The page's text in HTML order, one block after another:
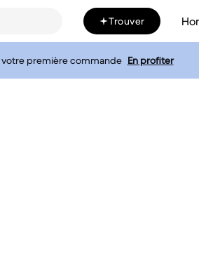
Trouver
première commande En profiter